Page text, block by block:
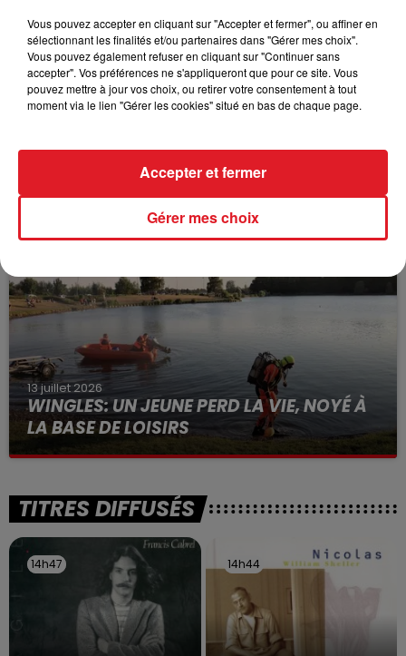
BÉTHUNE: ENQUÊTE POUR HOMICIDE
VOLONTAIRE EN COURS, APRÈS LA...
Selon les premiers éléments, le logement servait
à des prostituées
13 juillet 2026
WINGLES: UN JEUNE PERD LA VIE, NOYÉ À
LA BASE DE LOISIRS
La victime a coulé à pic
TITRES DIFFUSÉS
14h47
14h47 14h44
14h44
Vous pouvez accepter en cliquant sur "Accepter et fermer", ou affiner en
sélectionnant les finalités et/ou partenaires dans "Gérer mes choix".
Vous pouvez également refuser en cliquant sur "Continuer sans
accepter". Vos préférences ne s'appliqueront que pour ce site. Vous
pouvez mettre à jour vos choix, ou retirer votre consentement à tout
moment via le lien "Gérer les cookies" situé en bas de chaque page.
Gérer mes choix
Accepter et fermer